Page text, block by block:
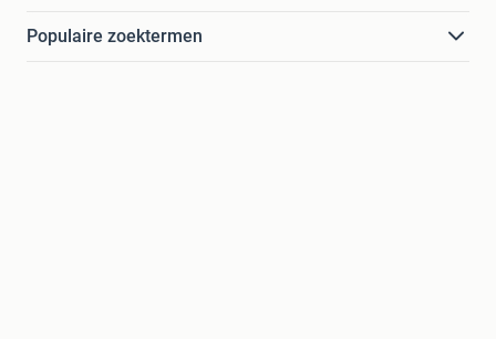
Populaire zoektermen